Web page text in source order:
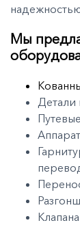
Мы
Детали